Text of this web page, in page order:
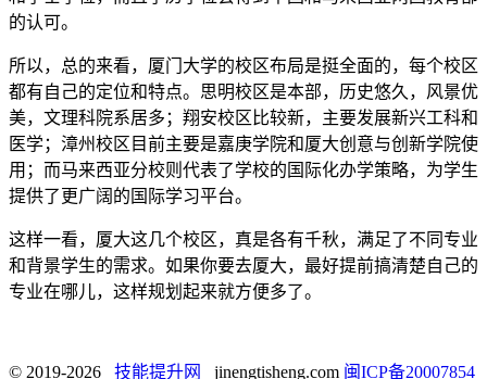
的认可。
所以，总的来看，厦门大学的校区布局是挺全面的，每个校区
都有自己的定位和特点。思明校区是本部，历史悠久，风景优
美，文理科院系居多；翔安校区比较新，主要发展新兴工科和
医学；漳州校区目前主要是嘉庚学院和厦大创意与创新学院使
用；而马来西亚分校则代表了学校的国际化办学策略，为学生
提供了更广阔的国际学习平台。
这样一看，厦大这几个校区，真是各有千秋，满足了不同专业
和背景学生的需求。如果你要去厦大，最好提前搞清楚自己的
专业在哪儿，这样规划起来就方便多了。
© 2019-2026 技能提升网 jinengtisheng.com 闽ICP备20007854